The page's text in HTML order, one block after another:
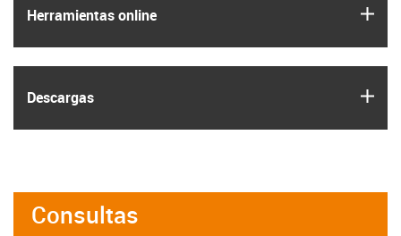
Herramientas online
Descargas
Consultas